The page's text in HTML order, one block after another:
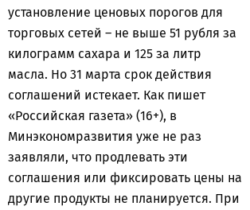
установление ценовых порогов для
торговых сетей – не выше 51 рубля за
килограмм сахара и 125 за литр
масла. Но 31 марта срок действия
соглашений истекает. Как пишет
«Российская газета» (16+), в
Минэкономразвития уже не раз
заявляли, что продлевать эти
соглашения или фиксировать цены на
другие продукты не планируется. При